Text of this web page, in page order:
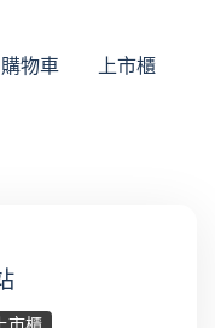
購物車
上市櫃